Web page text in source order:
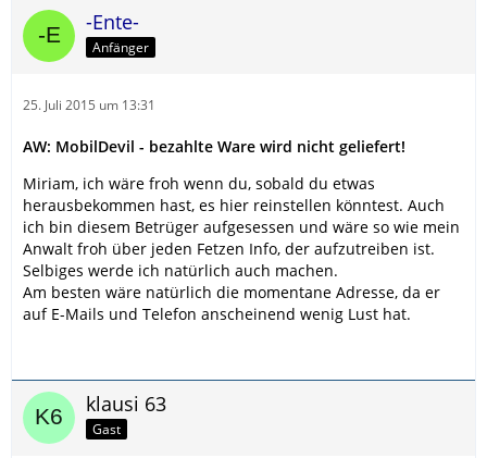
-Ente-
Anfänger
25. Juli 2015 um 13:31
AW: MobilDevil - bezahlte Ware wird nicht geliefert!
Miriam, ich wäre froh wenn du, sobald du etwas
herausbekommen hast, es hier reinstellen könntest. Auch
ich bin diesem Betrüger aufgesessen und wäre so wie mein
Anwalt froh über jeden Fetzen Info, der aufzutreiben ist.
Selbiges werde ich natürlich auch machen.
Am besten wäre natürlich die momentane Adresse, da er
auf E-Mails und Telefon anscheinend wenig Lust hat.
klausi 63
Gast